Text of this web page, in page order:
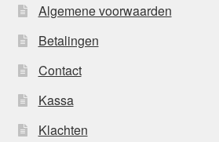
Algemene voorwaarden
Betalingen
Contact
Kassa
Klachten